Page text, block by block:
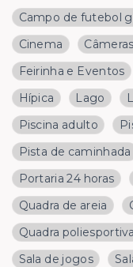
Campo de futebol
Cinema
Feirinha e Eventos
Hípica
Lago
Piscina adulto
Pista de caminhada
Portaria 24 horas
Quadra de areia
Quadra poliesportiva
Sala de jogos